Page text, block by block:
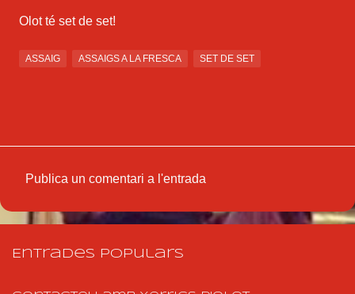
Olot té set de set!
ASSAIG ASSAIGS A LA FRESCA SET DE SET
Publica un comentari a l'entrada
Entrades populars